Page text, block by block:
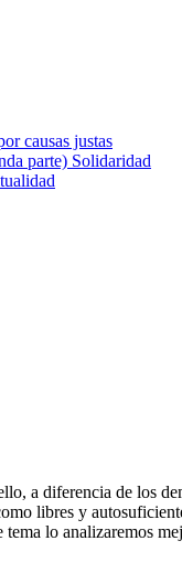
causas justas
parte) Solidaridad
a diferencia de los
libres y
lo analizaremos